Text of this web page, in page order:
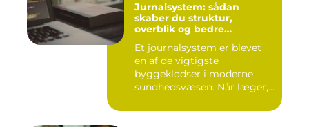
Jurnalsystem: sådan
skaber du struktur,
overblik og bedre
Et journalsystem er blevet
en af de vigtigste
byggeklodser i moderne
sundhedsvæsen. Når læger,